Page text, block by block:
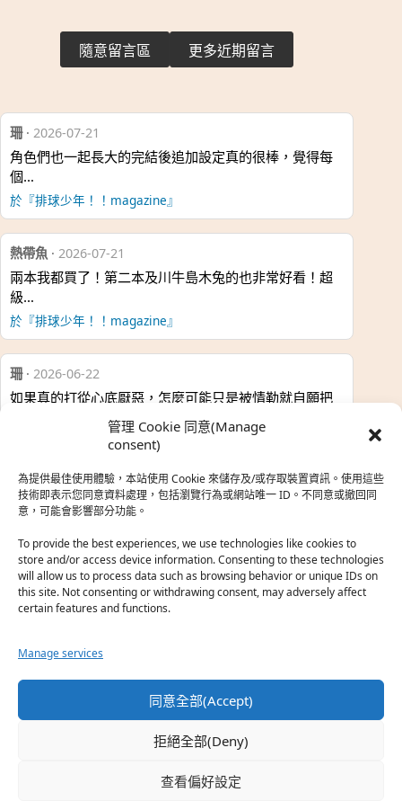
管理 Cookie 同意(Manage
consent)
為提供最佳使用體驗，本站使用 Cookie 來儲存及/或存取裝置資訊。使用這些
技術即表示您同意資料處理，包括瀏覽行為或網站唯一 ID。不同意或撤回同
意，可能會影響部分功能。
To provide the best experiences, we use technologies like cookies to
store and/or access device information. Consenting to these technologies
will allow us to process data such as browsing behavior or unique IDs on
this site. Not consenting or withdrawing consent, may adversely affect
certain features and functions.
Manage services
同意全部(Accept)
拒絕全部(Deny)
查看偏好設定
隨意留言區 更多近期留言
珊· 2026-07-21
角色們也一起長大的完結後追加設定真的很棒，覺得每
個…
於『排球少年！！magazine』
熱帶魚 · 2026-07-21
兩本我都買了！第二本及川牛島木兔的也非常好看！超
級…
於『排球少年！！magazine』
珊· 2026-06-22
如果真的打從心底厭惡，怎麼可能只是被情勒就自願把
熱帶魚·2026-06-22
之前看到網路上有人說灰二自私情勒大家陪他圓夢，但
真…
於『強風吹拂』
珊·2026-06-18
第…
於『白領羽球部』